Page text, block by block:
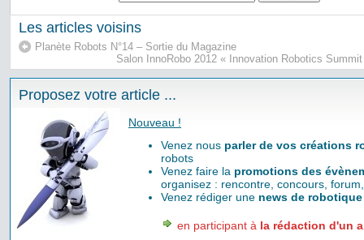
Les articles voisins
Planète Robots N°14 – Sortie du Magazine
Salon InnoRobo 2012 « Innovation Robotics
Proposez votre article ...
Nouveau !
Venez nous parler de vos créations
robots
Venez faire la promotions des
organisez : rencontre, concours,
Venez rédiger une news de robotique
en participant à la rédaction d'un